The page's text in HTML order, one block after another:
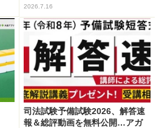
2026.7.16
司法試験予備試験2026、解答速
報＆総評動画を無料公開…アガ